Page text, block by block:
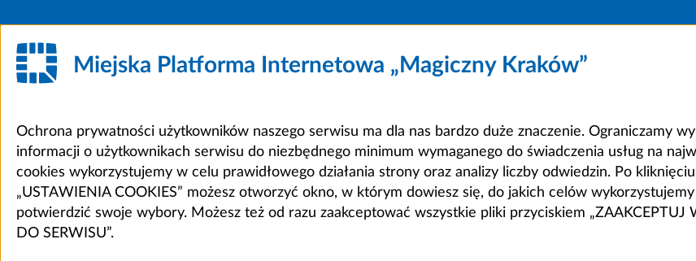
Miejska Platforma Internetowa „Magiczny Kraków”
Ochrona prywatności użytkowników naszego serwisu ma dla nas bardzo duże znaczenie. Ograniczamy
informacji o użytkownikach serwisu do niezbędnego minimum wymaganego do świadczenia usług na
cookies wykorzystujemy w celu prawidłowego działania strony oraz analizy liczby odwiedzin. Po
„USTAWIENIA COOKIES” możesz otworzyć okno, w którym dowiesz się, do jakich celów
potwierdzić swoje wybory. Możesz też od razu zaakceptować wszystkie pliki przyciskiem „ZAAKCEPTUJ
DO SERWISU”.